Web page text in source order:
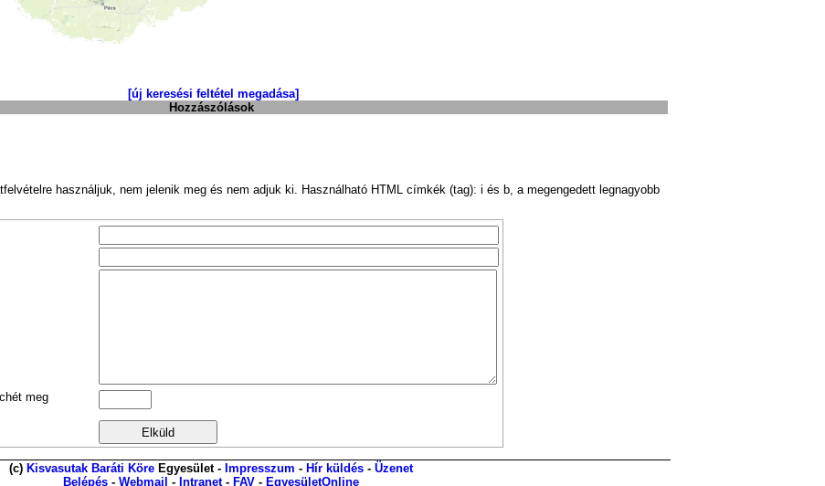
[új keresési feltétel megadása]
Hozzászólások
használjuk, nem jelenik meg és nem adjuk ki. Használható HTML címkék (tag): i és b, a megengedett legnagyobb
meg
(c) Kisvasutak Baráti Köre Egyesület - Impresszum - Hír küldés - Üzenet
Belépés - Webmail - Intranet- FAV - EgyesületOnline